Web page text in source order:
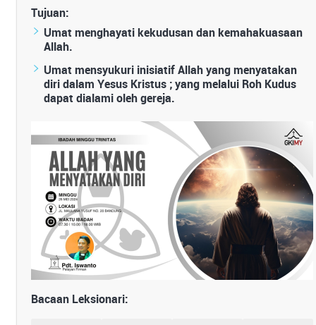
Tujuan:
Umat menghayati kekudusan dan kemahakuasaan
Allah.
Umat mensyukuri inisiatif Allah yang menyatakan
diri dalam Yesus Kristus ; yang melalui Roh Kudus
dapat dialami oleh gereja.
Bacaan Leksionari: